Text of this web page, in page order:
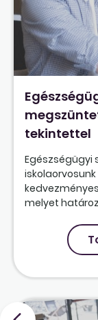
tekintettel
Egészségügyi
melyet